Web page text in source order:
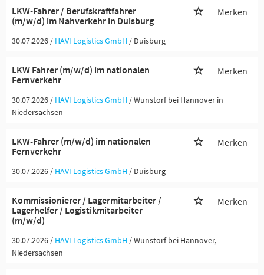
LKW-Fahrer / Berufskraftfahrer
(m/w/d) im Nahverkehr in Duisburg
Merken
30.07.2026 / HAVI Logistics GmbH / Duisburg
LKW Fahrer (m/w/d) im nationalen
Fernverkehr
Merken
30.07.2026 / HAVI Logistics GmbH / Wunstorf bei Hannover in
Niedersachsen
LKW-Fahrer (m/w/d) im nationalen
Fernverkehr
Merken
30.07.2026 / HAVI Logistics GmbH / Duisburg
Kommissionierer / Lagermitarbeiter /
Lagerhelfer / Logistikmitarbeiter
(m/w/d)
Merken
30.07.2026 / HAVI Logistics GmbH / Wunstorf bei Hannover,
Niedersachsen